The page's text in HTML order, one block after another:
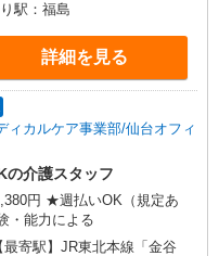
駅：福島
詳細を見る
カルケア事業部/仙台オフィ
の介護スタッフ
円 ★週払いOK（規定あ
験・能力による
寄駅】JR東北本線「金谷